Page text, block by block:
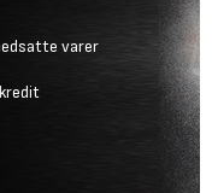
varer